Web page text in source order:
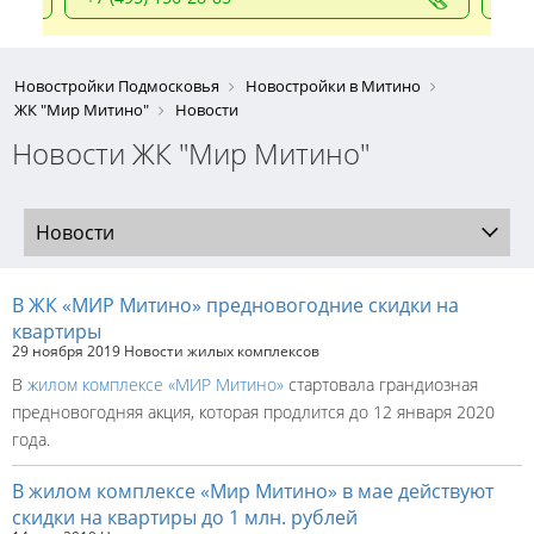
Новостройки Подмосковья
Новостройки в Митино
ЖК "Мир Митино"
Новости
Новости ЖК "Мир Митино"
Новости
В ЖК «МИР Митино» предновогодние скидки на
квартиры
29 ноября 2019 Новости жилых комплексов
В жилом комплексе «МИР Митино» стартовала грандиозная
предновогодняя акция, которая продлится до 12 января 2020
года.
В жилом комплексе «Мир Митино» в мае действуют
скидки на квартиры до 1 млн. рублей